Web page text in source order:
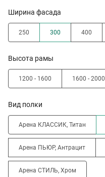
Ширина фасада
250 300 400
Высота рамы
1200 - 1600 1600 - 2000
Вид полки
Арена КЛАССИК, Титан
Арена ПЬЮР, Антрацит
Арена СТИЛЬ, Хром